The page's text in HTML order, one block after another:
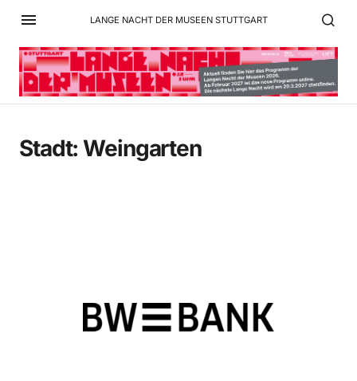
LANGE NACHT DER MUSEEN STUTTGART
Stadt: Weingarten